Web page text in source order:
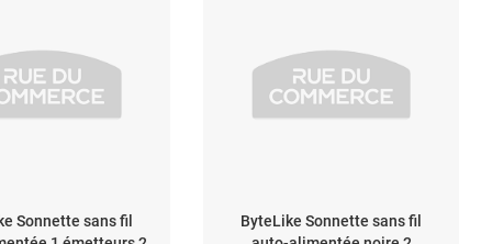
Sonnette sans fil
ByteLike Sonnette sans fil